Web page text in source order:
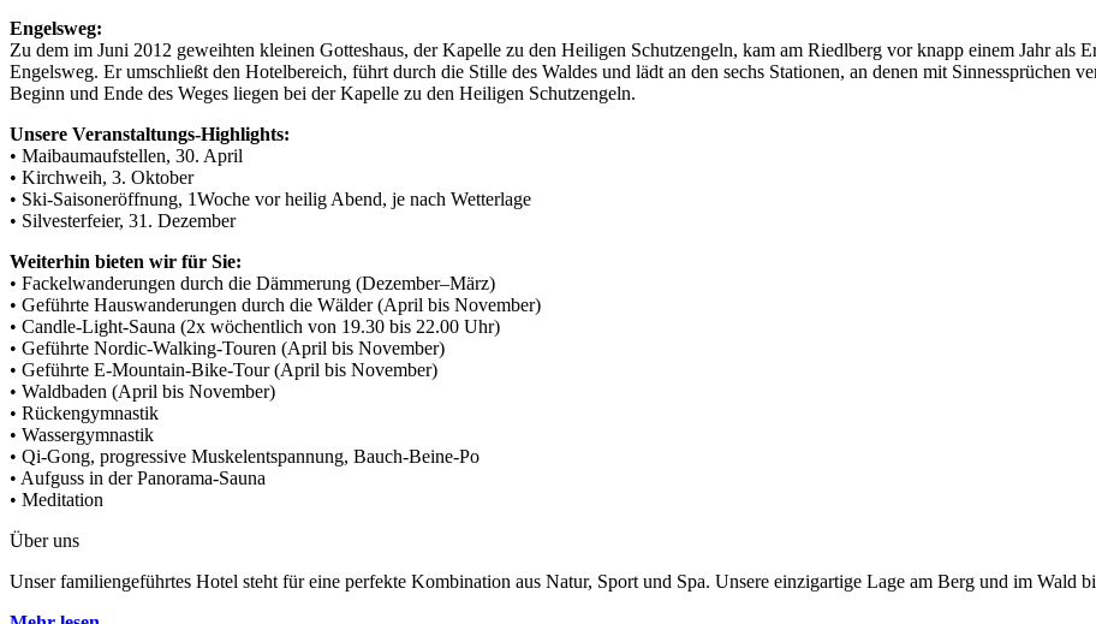
Engelsweg:
Zu dem im Juni 2012 geweihten kleinen Gotteshaus, der Kapelle zu den Heiligen Schutzengeln, kam am Riedlberg vor knapp einem Jahr als
Engelsweg. Er umschließt den Hotelbereich, führt durch die Stille des Waldes und lädt an den sechs Stationen, an denen mit Sinnessprüchen
Beginn und Ende des Weges liegen bei der Kapelle zu den Heiligen Schutzengeln.
Unsere Veranstaltungs-Highlights:
• Maibaumaufstellen, 30. April
• Kirchweih, 3. Oktober
• Ski-Saisoneröffnung, 1Woche vor heilig Abend, je nach Wetterlage
• Silvesterfeier, 31. Dezember
Weiterhin bieten wir für Sie:
• Fackelwanderungen durch die Dämmerung (Dezember–März)
• Geführte Hauswanderungen durch die Wälder (April bis November)
• Candle-Light-Sauna (2x wöchentlich von 19.30 bis 22.00 Uhr)
• Geführte Nordic-Walking-Touren (April bis November)
• Geführte E-Mountain-Bike-Tour (April bis November)
• Waldbaden (April bis November)
• Rückengymnastik
• Wassergymnastik
• Qi-Gong, progressive Muskelentspannung, Bauch-Beine-Po
• Aufguss in der Panorama-Sauna
• Meditation
Über uns
Unser familiengeführtes Hotel steht für eine perfekte Kombination aus Natur, Sport und Spa. Unsere einzigartige Lage am Berg und im Wald